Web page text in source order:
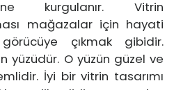
kurgulanır. Vitrin
mağazalar için hayati
çıkmak gibidir.
yüzüdür. O yüzün güzel ve
İyi bir vitrin tasarımı